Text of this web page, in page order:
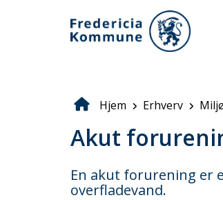
Brødkrumme
Hjem Erhverv
Akut
En akut forurening er
overfladevand.